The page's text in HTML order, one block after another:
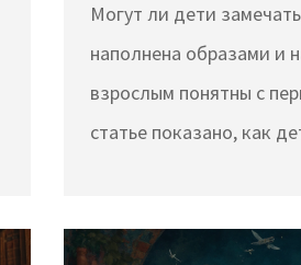
Могут ли дети
наполнена образами и
взрослым понятны с
статье показано, как
реально помогут